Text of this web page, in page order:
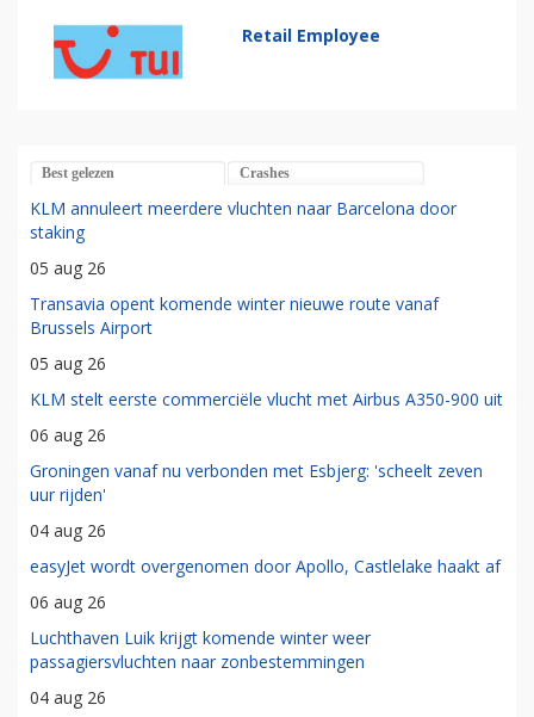
Retail Employee
Best gelezen Crashes
KLM annuleert meerdere vluchten naar Barcelona door
staking
05 aug 26
Transavia opent komende winter nieuwe route vanaf
Brussels Airport
05 aug 26
KLM stelt eerste commerciële vlucht met Airbus A350-900 uit
06 aug 26
Groningen vanaf nu verbonden met Esbjerg: 'scheelt zeven
uur rijden'
04 aug 26
easyJet wordt overgenomen door Apollo, Castlelake haakt af
06 aug 26
Luchthaven Luik krijgt komende winter weer
passagiersvluchten naar zonbestemmingen
04 aug 26